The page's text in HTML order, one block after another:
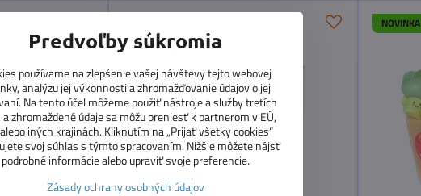
NOVINKA
Predvoľby súkromia
používame na zlepšenie vašej návštevy tejto webovej
analýzu jej výkonnosti a zhromažďovanie údajov o jej
Na tento účel môžeme použiť nástroje a služby tretích
zhromaždené údaje sa môžu preniesť k partnerom v EÚ,
iných krajinách. Kliknutím na „Prijať všetky cookies“
svoj súhlas s týmto spracovaním. Nižšie môžete nájsť
podrobné informácie alebo upraviť svoje preferencie.
Zásady ochrany osobných údajov